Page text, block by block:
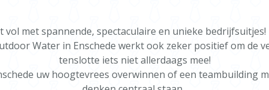
vol met spannende, spectaculaire en unieke
Water in Enschede werkt ook zeker positief om de
tenslotte iets niet allerdaags mee!
uw hoogtevrees overwinnen of een teambuilding